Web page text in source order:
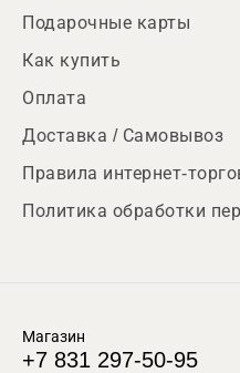
Подарочные карты
Как купить
Оплата
Доставка / Самовывоз
Правила интернет-
Политика обработки
Магазин
+7 831 297-50-95